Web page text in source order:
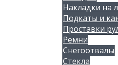
Накладки на
Подкаты и
Проставки
Ремни
Снегоотвалы
Стекла